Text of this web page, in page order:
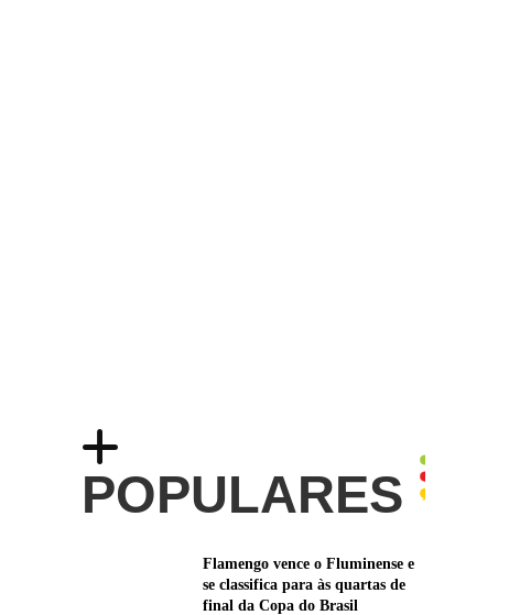
POPULARES
Flamengo vence o Fluminense e
se classifica para às quartas de
final da Copa do Brasil